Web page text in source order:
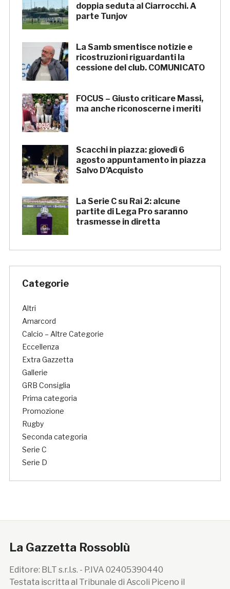
doppia seduta al Ciarrocchi. A
parte Tunjov
La Samb smentisce notizie e
ricostruzioni riguardanti la
cessione del club. COMUNICATO
FOCUS – Giusto criticare Massi,
ma anche riconoscerne i meriti
Scacchi in piazza: giovedì 6
agosto appuntamento in piazza
Salvo D’Acquisto
La Serie C su Rai 2: alcune
partite di Lega Pro saranno
trasmesse in diretta
Categorie
Altri
Amarcord
Calcio – Altre Categorie
Eccellenza
Extra Gazzetta
Gallerie
GRB Consiglia
Prima categoria
Promozione
Rugby
Seconda categoria
Serie C
Serie D
La Gazzetta Rossoblù
Editore: BLT s.r.l.s. - P.IVA 02405390440
Testata iscritta al Tribunale di Ascoli Piceno il